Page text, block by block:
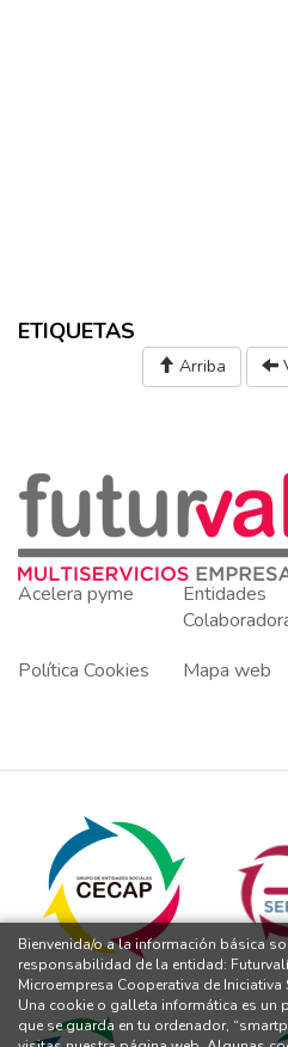
ETIQUETAS
Arriba
Acelera pyme
Entidades
Política Cookies
Mapa web
Bienvenida/o a la información básica
responsabilidad de la entidad:
Microempresa Cooperativa de Iniciativa
Una cookie o galleta informática es un
que se guarda en tu ordenador,